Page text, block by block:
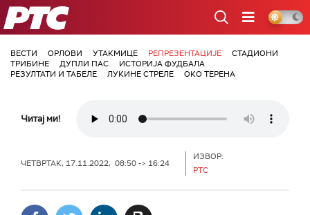
РТС
ВЕСТИ ОРЛОВИ УТАКМИЦЕ РЕПРЕЗЕНТАЦИЈЕ
СТАДИОНИ
ТРИБИНЕ
ДУПЛИ ПАС
ИСТОРИЈА ФУДБАЛА
РЕЗУЛТАТИ И ТАБЕЛЕ
ЛУКИНЕ СТРЕЛЕ ОКО ТЕРЕНА
Читај ми!
ЧЕТВРТАК, 17.11.2022, 08:50 -> 16:24
ИЗВОР:
РТС